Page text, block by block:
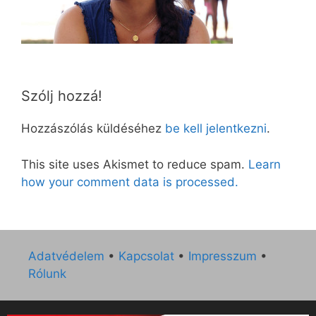
Szólj hozzá!
Hozzászólás küldéséhez be kell jelentkezni.
This site uses Akismet to reduce spam. Learn
how your comment data is processed.
Adatvédelem • Kapcsolat • Impresszum •
Rólunk